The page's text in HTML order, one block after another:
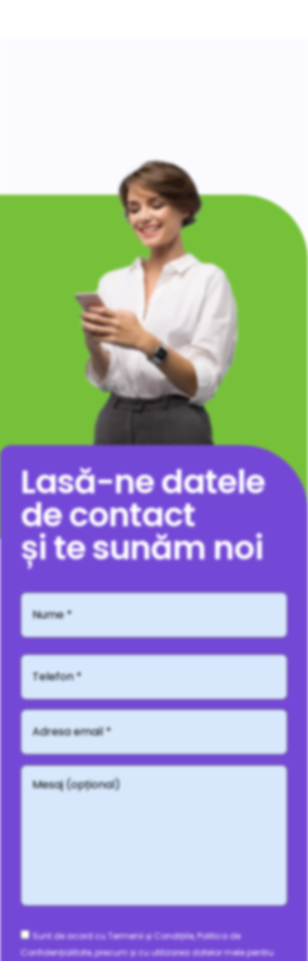
Lasă-ne datele
de contact
și te sunăm noi
Mesaj
(opțional)
Nume
Telefon*
Adresă
email
Consent
Sunt de acord cu Termenii și Condițiile, Politica de
Confidențialitate, precum și cu utilizarea datelor mele pentru